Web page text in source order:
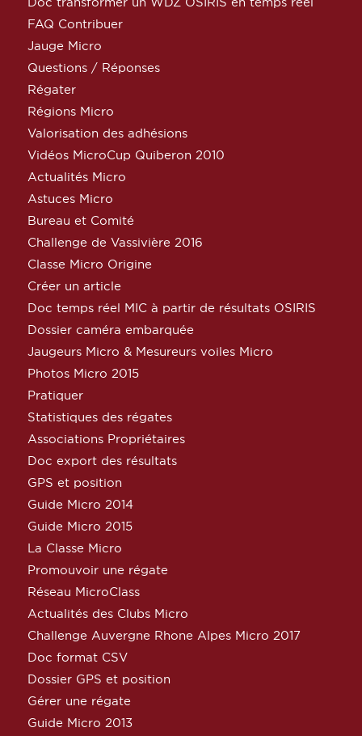
FAQ Contribuer
Jauge Micro
Questions / Réponses
Régater
Régions Micro
Valorisation des adhésions
Vidéos MicroCup Quiberon 2010
Actualités Micro
Astuces Micro
Bureau et Comité
Challenge de Vassivière 2016
Classe Micro Origine
Créer un article
Doc temps réel MIC à partir de résultats OSIRIS
Dossier caméra embarquée
Jaugeurs Micro & Mesureurs voiles Micro
Photos Micro 2015
Pratiquer
Statistiques des régates
Associations Propriétaires
Doc export des résultats
GPS et position
Guide Micro 2014
Guide Micro 2015
La Classe Micro
Promouvoir une régate
Réseau MicroClass
Actualités des Clubs Micro
Challenge Auvergne Rhone Alpes Micro 2017
Doc format CSV
Dossier GPS et position
Gérer une régate
Guide Micro 2013